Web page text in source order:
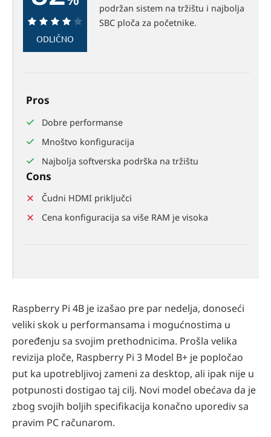
82%
ODLIČNO
podržan sistem na tržištu i najbolja
SBC ploča za početnike.
Pros
Dobre performanse
Mnoštvo konfiguracija
Najbolja softverska podrška na tržištu
Cons
Čudni HDMI priključci
Cena konfiguracija sa više RAM je visoka
Raspberry Pi 4B je izašao pre par nedelja, donoseći
veliki skok u performansama i mogućnostima u
poređenju sa svojim prethodnicima. Prošla velika
revizija ploče, Raspberry Pi 3 Model B+ je popločao
put ka upotrebljivoj zameni za desktop, ali ipak nije u
potpunosti dostigao taj cilj. Novi model obećava da je
zbog svojih boljih specifikacija konačno uporediv sa
pravim PC računarom.